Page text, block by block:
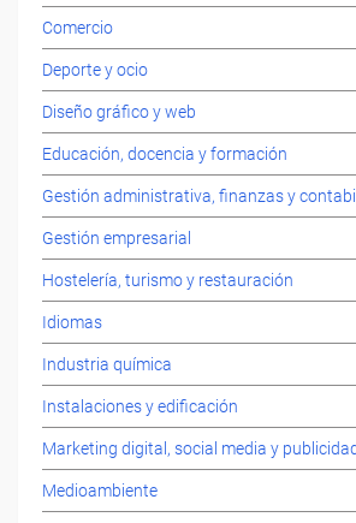
Comercio
Deporte y ocio
Diseño gráfico y web
Educación, docencia y formación
Gestión administrativa, finanzas y
Gestión empresarial
Hostelería, turismo y restauración
Idiomas
Industria química
Instalaciones y edificación
Marketing digital, social media y
Medioambiente